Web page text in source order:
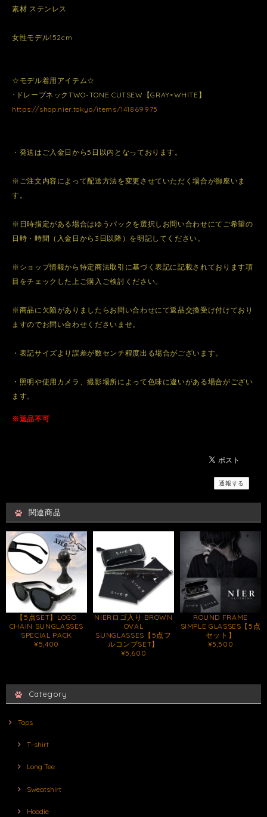
素材 ステンレス
女性モデル152cm
☆モデル着用アイテム☆
･ドレープネックTWO-TONE CUTSEW【GRAY×WHITE】
https://shop.nier.tokyo/items/141869975
・発送はご入金日から5日以内となっております。
※ご注文内容によって配送方法を変更させていただく場合が御座いま
す。
※日時指定がある場合はゆうパックを選択しお問い合わせにてご希望の
日時・時間（入金日から3日以降）を明記してください。
※ショップ情報から特定商法取引に基づく表記に記載されております項
目をチェックした上ご購入ご検討ください。
※商品に欠陥がありましたらお問い合わせにて返品交換受け付けており
ますのでお問い合わせくださいませ。
・表記サイズより誤差が数センチ程度出る場合がございます。
・照明や使用カメラ、撮影場所によって色味に違いがある場合がござい
ます。
※返品不可
通報する
関連商品
【5点SET】LOGO
CHAIN SUNGLASSES
SPECIAL PACK
¥5,400
NIERロゴ入り BROWN
OVAL
SUNGLASSES【5点フ
ルコンプSET】
¥5,600
ROUND FRAME
SIMPLE GLASSES【5点
セット】
¥5,500
Category
Tops
T-shirt
Long Tee
Sweatshirt
Hoodie